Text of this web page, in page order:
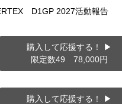
D1GP 2027活動報告
購入して応援する！ ▶
限定数49 78,000円
購入して応援する！ ▶